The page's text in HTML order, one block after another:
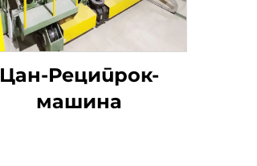
Цан-Реципрок-
машина